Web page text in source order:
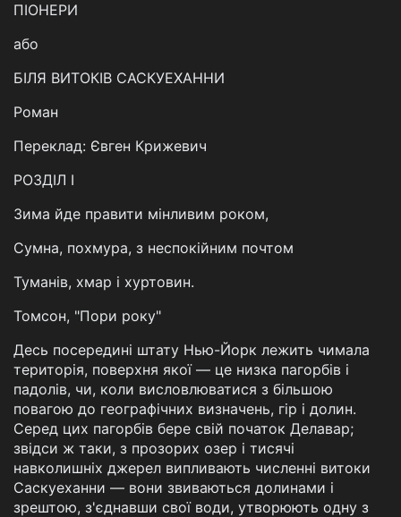
ПІОНЕРИ
або
БІЛЯ ВИТОКІВ САСКУЕХАННИ
Роман
Переклад: Євген Крижевич
РОЗДІЛ І
Зима йде правити мінливим роком,
Сумна, похмура, з неспокійним почтом
Туманів, хмар і хуртовин.
Томсон, "Пори року"
Десь посередині штату Нью-Йорк лежить чимала
територія, поверхня якої — це низка пагорбів і
падолів, чи, коли висловлюватися з більшою
повагою до географічних визначень, гір і долин.
Серед цих пагорбів бере свій початок Делавар;
звідси ж таки, з прозорих озер і тисячі
навколишніх джерел випливають численні витоки
Саскуеханни — вони звиваються долинами і
зрештою, з'єднавши свої води, утворюють одну з